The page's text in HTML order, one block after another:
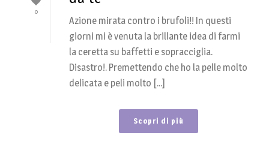
0
Azione mirata contro i brufoli!! In questi
giorni mi è venuta la brillante idea di farmi
la ceretta su baffetti e sopracciglia.
Disastro!. Premettendo che ho la pelle molto
delicata e peli molto [...]
Scopri di più